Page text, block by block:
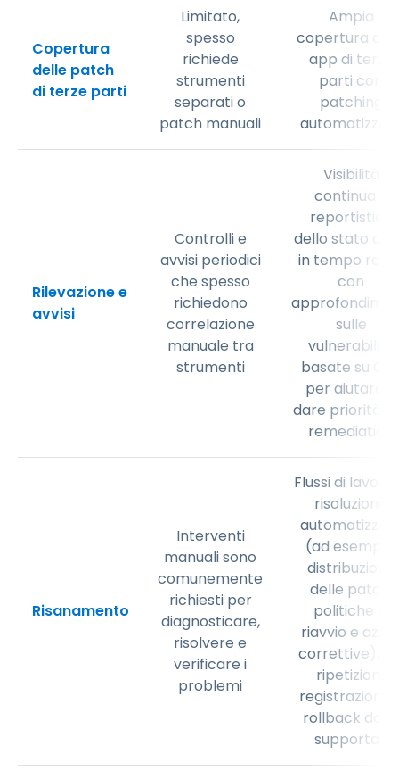
Copertura
delle patch
di terze parti
Limitato,
spesso
richiede
strumenti
separati o
patch manuali
Ampia
copertura
app di terze
parti con
patching
Rilevazione e
avvisi
Controlli e
avvisi periodici
che spesso
richiedono
correlazione
manuale tra
strumenti
Visibilità
continua e
reportistica
dello stato
in tempo
con
sulle
vulnerabilità
basate su
per aiutare a
dare priorità
remediation
Risanamento
Interventi
manuali sono
comunemente
richiesti per
diagnosticare,
risolvere e
verificare i
problemi
Flussi di lavoro
risoluzione
(ad esempio:
distribuzione
delle patch,
politiche di
riavvio e
correttive),
ripetizioni,
registrazione
rollback dove
supportati